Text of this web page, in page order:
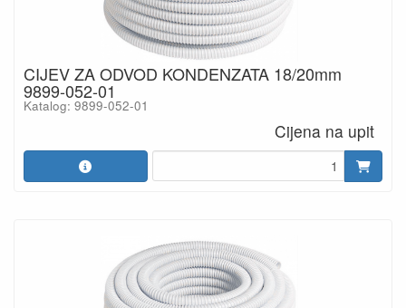
CIJEV ZA ODVOD KONDENZATA 18/20mm
9899-052-01
Katalog: 9899-052-01
Cijena na upit